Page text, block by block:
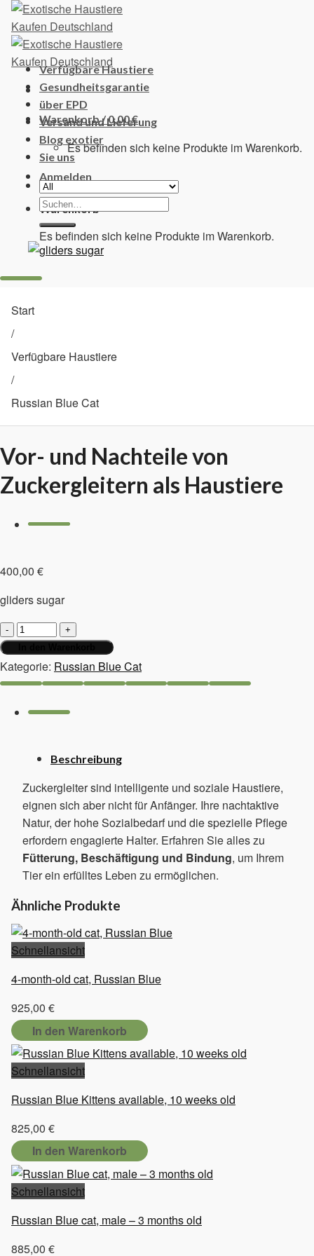
Skip
content
Warenkorb /0,00€
Es befinden sich keine Produkte im Warenkorb.
Anmelden
Warenkorb
Es befinden sich keine Produkte im Warenkorb.
Verfügbare Haustiere
Gesundheitsgarantie
über EPD
Versand und Lieferung
Blog exotier
Sie uns
Suchen
nach:
Start
/
Verfügbare Haustiere
/
Russian Blue Cat
Vor- und Nachteile von
Zuckergleitern als Haustiere
400,00 €
gliders sugar
Vor-
und
Nachteile
von
als
Kategorie: Russian Blue Cat
Beschreibung
Zuckergleiter sind intelligente und soziale Haustiere,
eignen sich aber nicht für Anfänger. Ihre nachtaktive
Natur, der hohe Sozialbedarf und die spezielle Pflege
erfordern engagierte Halter. Erfahren Sie alles zu
Fütterung, Beschäftigung und Bindung, um Ihrem
Tier ein erfülltes Leben zu ermöglichen.
Ähnliche Produkte
Schnellansicht
4-month-old cat, Russian Blue
925,00 €
In den Warenkorb
Schnellansicht
Russian Blue Kittens available, 10 weeks old
825,00 €
In den Warenkorb
Schnellansicht
Russian Blue cat, male – 3 months old
885,00 €